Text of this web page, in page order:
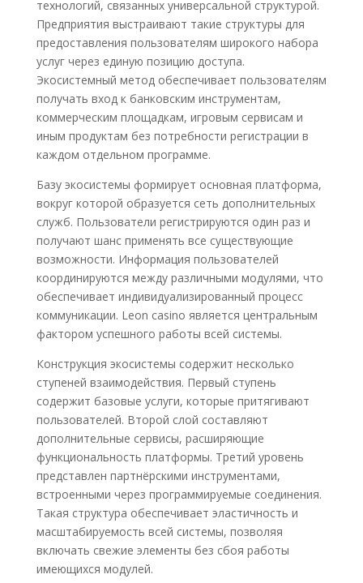
технологий, связанных универсальной структурой.
Предприятия выстраивают такие структуры для
предоставления пользователям широкого набора
услуг через единую позицию доступа.
Экосистемный метод обеспечивает пользователям
получать вход к банковским инструментам,
коммерческим площадкам, игровым сервисам и
иным продуктам без потребности регистрации в
каждом отдельном программе.
Базу экосистемы формирует основная платформа,
вокруг которой образуется сеть дополнительных
служб. Пользователи регистрируются один раз и
получают шанс применять все существующие
возможности. Информация пользователей
координируются между различными модулями, что
обеспечивает индивидуализированный процесс
коммуникации. Leon casino является центральным
фактором успешного работы всей системы.
Конструкция экосистемы содержит несколько
ступеней взаимодействия. Первый ступень
содержит базовые услуги, которые притягивают
пользователей. Второй слой составляют
дополнительные сервисы, расширяющие
функциональность платформы. Третий уровень
представлен партнёрскими инструментами,
встроенными через программируемые соединения.
Такая структура обеспечивает эластичность и
масштабируемость всей системы, позволяя
включать свежие элементы без сбоя работы
имеющихся модулей.